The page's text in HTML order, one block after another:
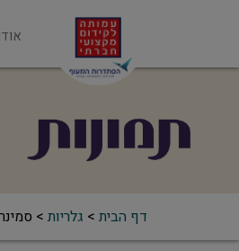
דף הבית > גלריות >